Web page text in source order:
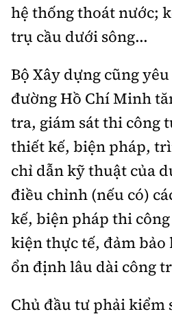
Tổng biên tập:Nguyễn Thị
Phó Tổng biên tập:Nguyễn
Hotline:
0901 514 799
Quảng cáo và
0915 057 282
Email:
Cấm sao chép dưới mọi hình
chấp thuận bằng văn bản.
Thông tin tòa
soạn
hệ thống thoát nước;
trụ cầu dưới sông...
Bộ Xây dựng cũng
đường Hồ Chí Minh
tra, giám sát thi công
thiết kế, biện pháp,
chỉ dẫn kỹ thuật của
điều chỉnh (nếu có)
kế, biện pháp thi
kiện thực tế, đảm bảo
ổn định lâu dài công
Chủ đầu tư phải kiểm